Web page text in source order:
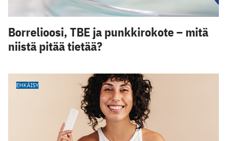
Borrelioosi, TBE ja punkkirokote – mitä
niistä pitää tietää?
EHKÄISY